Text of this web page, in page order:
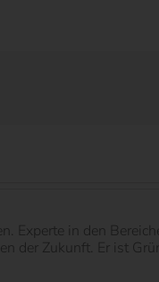
Experte in den
der Zukunft. Er ist